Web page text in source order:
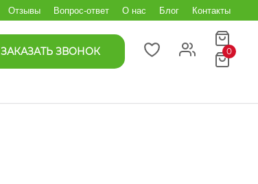
Отзывы Вопрос-ответ О нас Блог Контакты
ЗАКАЗАТЬ ЗВОНОК 0